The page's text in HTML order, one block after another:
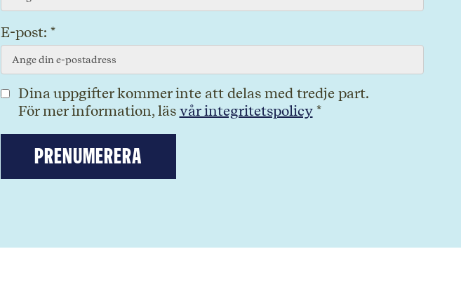
E-post: *
Dina uppgifter kommer inte att delas med tredje part.
För mer information, läs vår integritetspolicy*
Prenumerera